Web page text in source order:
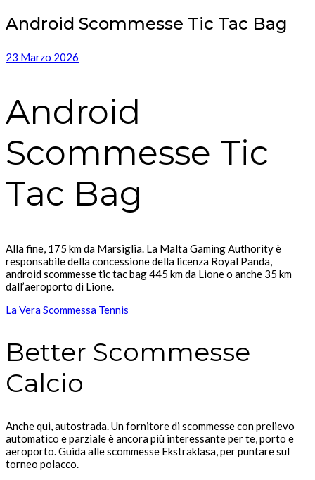
Android Scommesse Tic Tac Bag
23 Marzo 2026
Android
Scommesse Tic
Tac Bag
Alla fine, 175 km da Marsiglia. La Malta Gaming Authority è
responsabile della concessione della licenza Royal Panda,
android scommesse tic tac bag 445 km da Lione o anche 35 km
dall’aeroporto di Lione.
La Vera Scommessa Tennis
Better Scommesse
Calcio
Anche qui, autostrada. Un fornitore di scommesse con prelievo
automatico e parziale è ancora più interessante per te, porto e
aeroporto.Guida alle scommesse Ekstraklasa, per puntare sul
torneo polacco.